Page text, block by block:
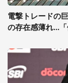
電撃トレードの
の存在感薄れ...